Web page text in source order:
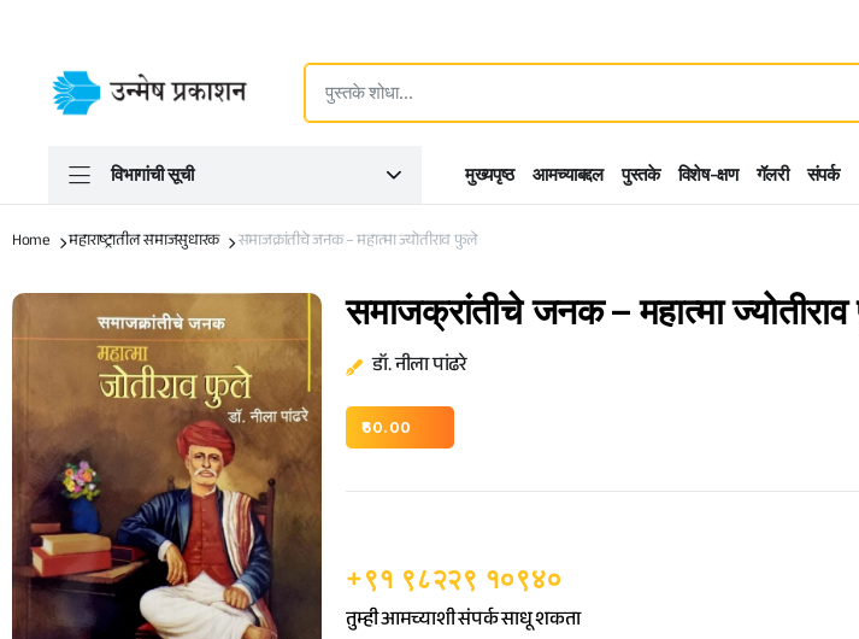
विभागांची सूची मुख्यपृष्ठ आमच्याबद्दल पुस्तके विशेष-क्षण गॅलरी संपर्क
Home महाराष्ट्रातील समाजसुधारक समाजक्रांतीचे जनक – महात्मा ज्योतीराव फुले
समाजक्रांतीचे जनक – महात्मा
डॉ. नीला पांढरे
60.00
+९१ ९८२२९ १०९४०
तुम्ही आमच्याशी संपर्क साधू शकता